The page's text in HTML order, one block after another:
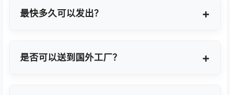
最快多久可以发出？
是否可以送到国外工厂？